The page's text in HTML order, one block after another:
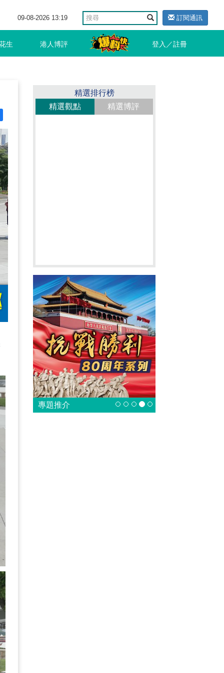
09-08-2026 13:19 訂閱通訊
生 港人博評 登入／註冊
精選排行榜
精選觀點
精選博評
專題推介